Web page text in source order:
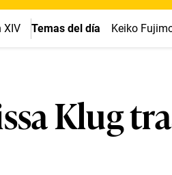
XIV Temas del día Keiko
Klug